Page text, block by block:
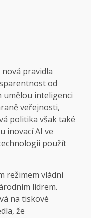
nová pravidla
od
umělou inteligenci
veřejnosti,
politika však také
inovací AI ve
použít
režimem vládní
lídrem.
na tiskové
že